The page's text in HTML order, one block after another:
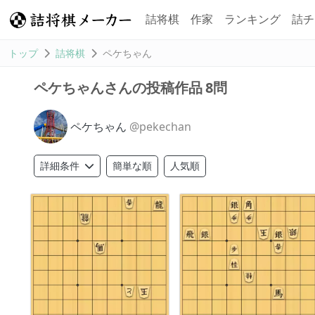
詰将棋 作家 ランキング 詰
トップ 詰将棋 ペケちゃん
ペケちゃんさんの投稿作品8問
ペケちゃん @pekechan
詳細条件 簡単な順 人気順